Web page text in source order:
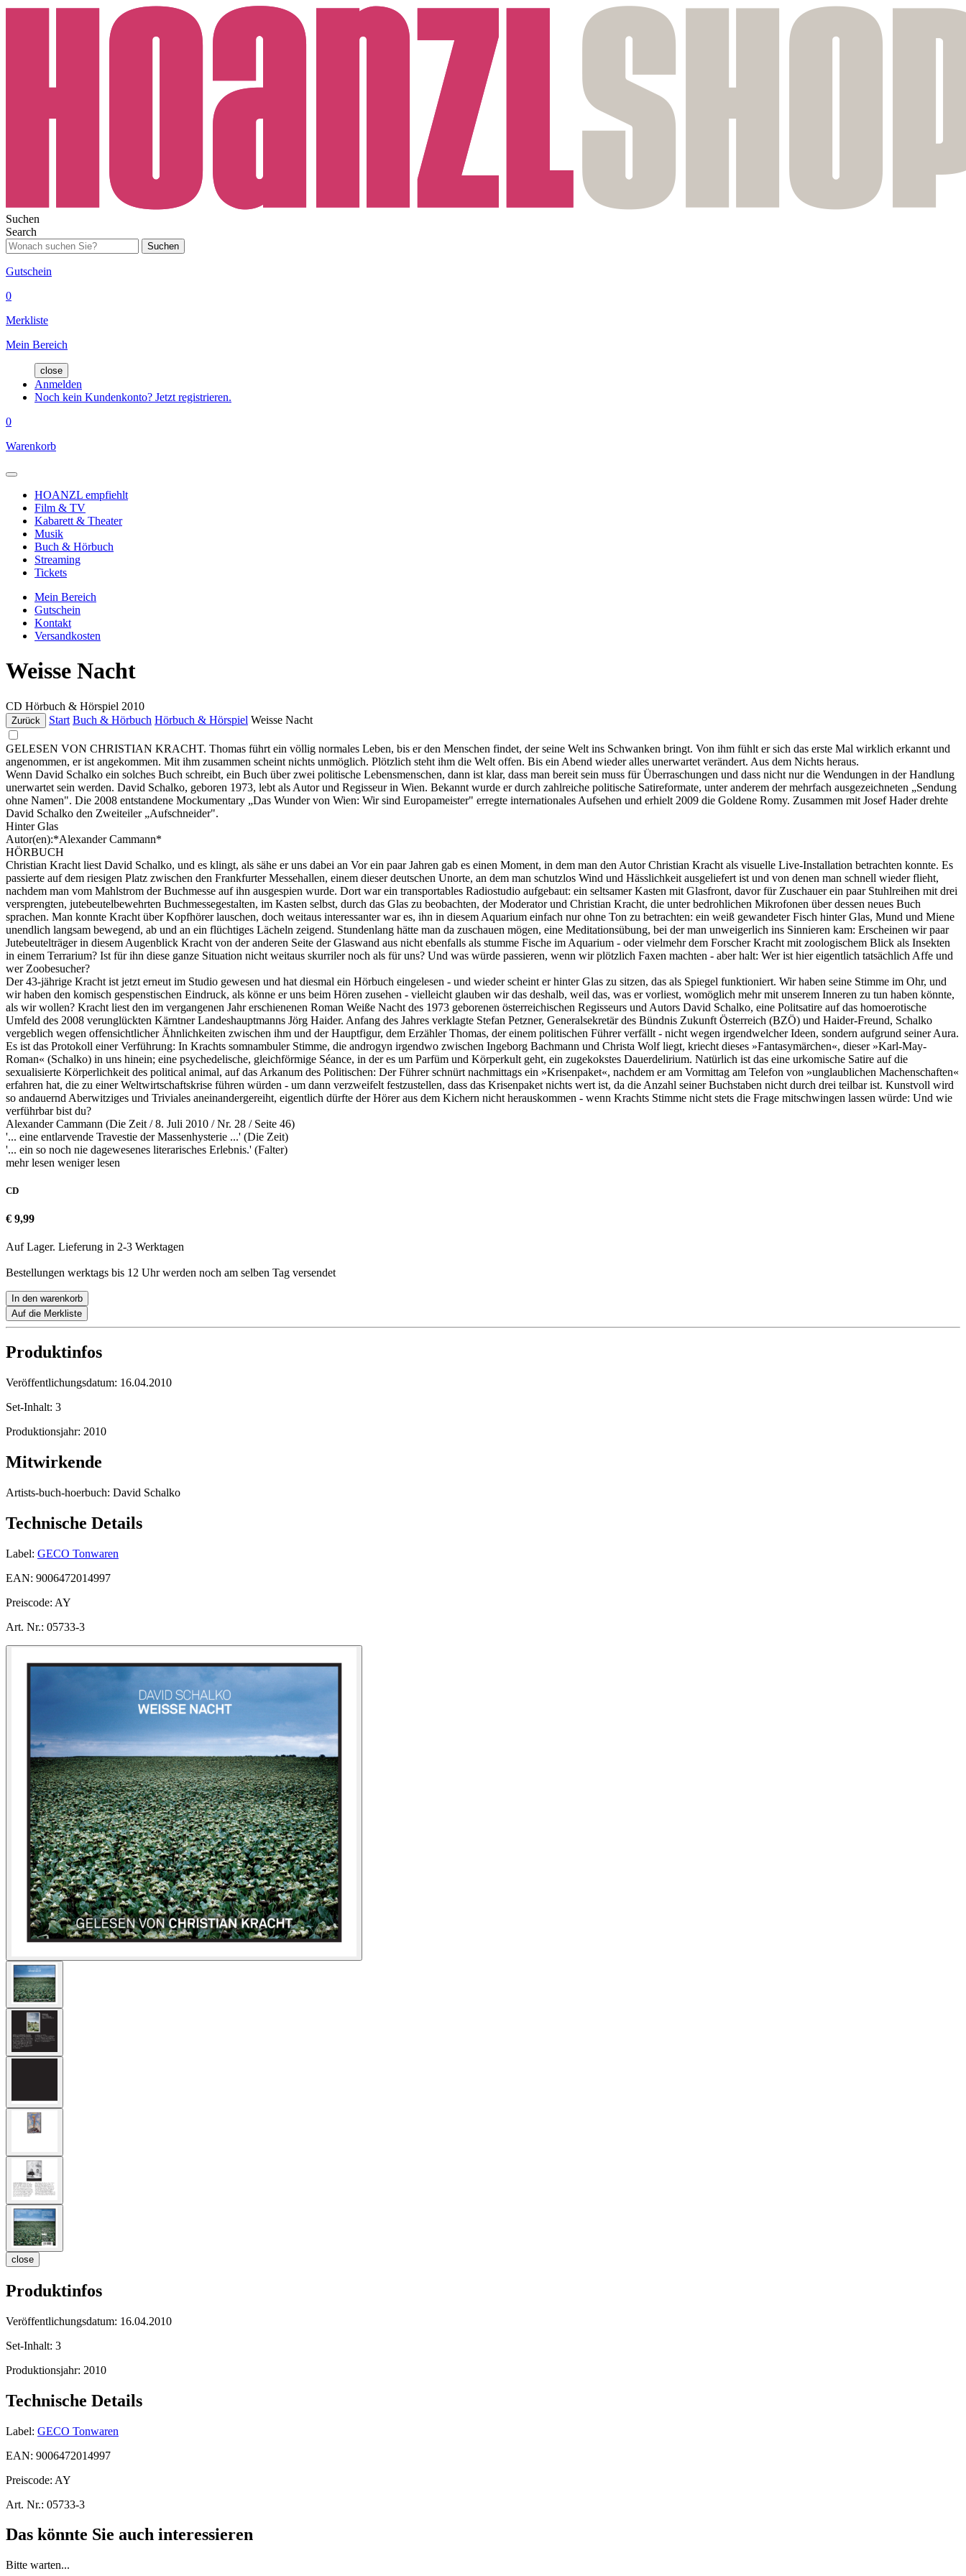
Suchen
Search
Suchen
Gutschein
0
Merkliste
Mein Bereich
close
Anmelden
Noch kein Kundenkonto? Jetzt registrieren.
0
Warenkorb
HOANZL empfiehlt
Film & TV
Kabarett & Theater
Musik
Buch & Hörbuch
Streaming
Tickets
Mein Bereich
Gutschein
Kontakt
Versandkosten
Weisse Nacht
CD Hörbuch & Hörspiel 2010
Zurück Start Buch & Hörbuch Hörbuch & Hörspiel Weisse Nacht
GELESEN VON CHRISTIAN KRACHT. Thomas führt ein völlig normales Leben, bis er den Menschen findet, der seine Welt ins Schwanken bringt. Von ihm fühlt er sich das erste Mal wirklich erkannt und
angenommen, er ist angekommen. Mit ihm zusammen scheint nichts unmöglich. Plötzlich steht ihm die Welt offen. Bis ein Abend wieder alles unerwartet verändert. Aus dem Nichts heraus.
Wenn David Schalko ein solches Buch schreibt, ein Buch über zwei politische Lebensmenschen, dann ist klar, dass man bereit sein muss für Überraschungen und dass nicht nur die Wendungen in der Handlung
unerwartet sein werden. David Schalko, geboren 1973, lebt als Autor und Regisseur in Wien. Bekannt wurde er durch zahlreiche politische Satireformate, unter anderem der mehrfach ausgezeichneten „Sendung
ohne Namen". Die 2008 entstandene Mockumentary „Das Wunder von Wien: Wir sind Europameister" erregte internationales Aufsehen und erhielt 2009 die Goldene Romy. Zusammen mit Josef Hader drehte
David Schalko den Zweiteiler „Aufschneider".
Hinter Glas
Autor(en):*Alexander Cammann*
HÖRBUCH
Christian Kracht liest David Schalko, und es klingt, als sähe er uns dabei an Vor ein paar Jahren gab es einen Moment, in dem man den Autor Christian Kracht als visuelle Live-Installation betrachten konnte. Es
passierte auf dem riesigen Platz zwischen den Frankfurter Messehallen, einem dieser deutschen Unorte, an dem man schutzlos Wind und Hässlichkeit ausgeliefert ist und von denen man schnell wieder flieht,
nachdem man vom Mahlstrom der Buchmesse auf ihn ausgespien wurde. Dort war ein transportables Radiostudio aufgebaut: ein seltsamer Kasten mit Glasfront, davor für Zuschauer ein paar Stuhlreihen mit drei
versprengten, jutebeutelbewehrten Buchmessegestalten, im Kasten selbst, durch das Glas zu beobachten, der Moderator und Christian Kracht, die unter bedrohlichen Mikrofonen über dessen neues Buch
sprachen. Man konnte Kracht über Kopfhörer lauschen, doch weitaus interessanter war es, ihn in diesem Aquarium einfach nur ohne Ton zu betrachten: ein weiß gewandeter Fisch hinter Glas, Mund und Miene
unendlich langsam bewegend, ab und an ein flüchtiges Lächeln zeigend. Stundenlang hätte man da zuschauen mögen, eine Meditationsübung, bei der man unweigerlich ins Sinnieren kam: Erscheinen wir paar
Jutebeutelträger in diesem Augenblick Kracht von der anderen Seite der Glaswand aus nicht ebenfalls als stumme Fische im Aquarium - oder vielmehr dem Forscher Kracht mit zoologischem Blick als Insekten
in einem Terrarium? Ist für ihn diese ganze Situation nicht weitaus skurriler noch als für uns? Und was würde passieren, wenn wir plötzlich Faxen machten - aber halt: Wer ist hier eigentlich tatsächlich Affe und
wer Zoobesucher?
Der 43-jährige Kracht ist jetzt erneut im Studio gewesen und hat diesmal ein Hörbuch eingelesen - und wieder scheint er hinter Glas zu sitzen, das als Spiegel funktioniert. Wir haben seine Stimme im Ohr, und
wir haben den komisch gespenstischen Eindruck, als könne er uns beim Hören zusehen - vielleicht glauben wir das deshalb, weil das, was er vorliest, womöglich mehr mit unserem Inneren zu tun haben könnte,
als wir wollen? Kracht liest den im vergangenen Jahr erschienenen Roman Weiße Nacht des 1973 geborenen österreichischen Regisseurs und Autors David Schalko, eine Politsatire auf das homoerotische
Umfeld des 2008 verunglückten Kärntner Landeshauptmanns Jörg Haider. Anfang des Jahres verklagte Stefan Petzner, Generalsekretär des Bündnis Zukunft Österreich (BZÖ) und Haider-Freund, Schalko
vergeblich wegen offensichtlicher Ähnlichkeiten zwischen ihm und der Hauptfigur, dem Erzähler Thomas, der einem politischen Führer verfällt - nicht wegen irgendwelcher Ideen, sondern aufgrund seiner Aura.
Es ist das Protokoll einer Verführung: In Krachts somnambuler Stimme, die androgyn irgendwo zwischen Ingeborg Bachmann und Christa Wolf liegt, kriecht dieses »Fantasymärchen«, dieser »Karl-May-
Roman« (Schalko) in uns hinein; eine psychedelische, gleichförmige Séance, in der es um Parfüm und Körperkult geht, ein zugekokstes Dauerdelirium. Natürlich ist das eine urkomische Satire auf die
sexualisierte Körperlichkeit des political animal, auf das Arkanum des Politischen: Der Führer schnürt nachmittags ein »Krisenpaket«, nachdem er am Vormittag am Telefon von »unglaublichen Machenschaften«
erfahren hat, die zu einer Weltwirtschaftskrise führen würden - um dann verzweifelt festzustellen, dass das Krisenpaket nichts wert ist, da die Anzahl seiner Buchstaben nicht durch drei teilbar ist. Kunstvoll wird
so andauernd Aberwitziges und Triviales aneinandergereiht, eigentlich dürfte der Hörer aus dem Kichern nicht herauskommen - wenn Krachts Stimme nicht stets die Frage mitschwingen lassen würde: Und wie
verführbar bist du?
Alexander Cammann (Die Zeit / 8. Juli 2010 / Nr. 28 / Seite 46)
'... eine entlarvende Travestie der Massenhysterie ...' (Die Zeit)
'... ein so noch nie dagewesenes literarisches Erlebnis.' (Falter)
mehr lesen weniger lesen
CD
€ 9,99
Auf Lager. Lieferung in 2-3 Werktagen
Bestellungen werktags bis 12 Uhr werden noch am selben Tag versendet
In den warenkorb
Auf die Merkliste
Produktinfos
Veröffentlichungsdatum: 16.04.2010
Set-Inhalt: 3
Produktionsjahr: 2010
Mitwirkende
Artists-buch-hoerbuch: David Schalko
Technische Details
Label: GECO Tonwaren
EAN: 9006472014997
Preiscode: AY
Art. Nr.: 05733-3
close
Produktinfos
Veröffentlichungsdatum: 16.04.2010
Set-Inhalt: 3
Produktionsjahr: 2010
Technische Details
Label: GECO Tonwaren
EAN: 9006472014997
Preiscode: AY
Art. Nr.: 05733-3
Das könnte Sie auch interessieren
Bitte warten...